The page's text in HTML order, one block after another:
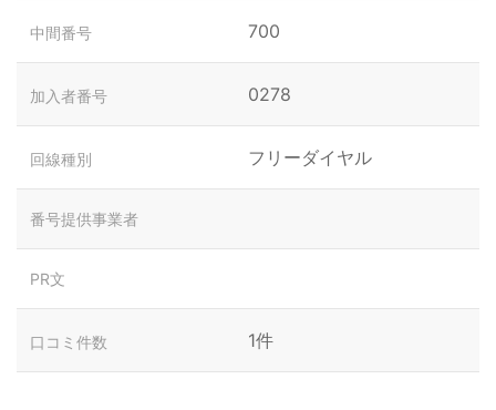
中間番号 700
加入者番号 0278
回線種別 フリーダイヤル
番号提供事業者
PR文
口コミ件数 1件